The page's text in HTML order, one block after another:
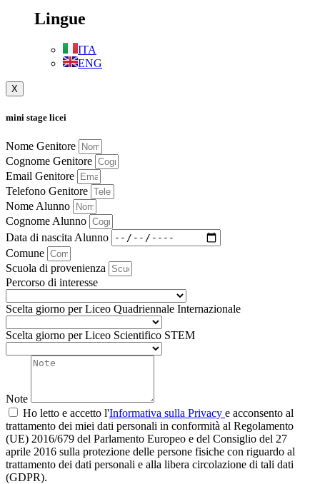
Lingue
ITA
ENG
X
mini stage licei
Nome Genitore
Cognome Genitore
Email Genitore
Telefono Genitore
Nome Alunno
Cognome Alunno
Data di nascita Alunno
Comune
Scuola di provenienza
Percorso di interesse
Scelta giorno per Liceo Quadriennale Internazionale
Scelta giorno per Liceo Scientifico STEM
Note
Ho letto e accetto l'Informativa sulla Privacy e acconsento al
trattamento dei miei dati personali in conformità al Regolamento
(UE) 2016/679 del Parlamento Europeo e del Consiglio del 27
aprile 2016 sulla protezione delle persone fisiche con riguardo al
trattamento dei dati personali e alla libera circolazione di tali dati
(GDPR).